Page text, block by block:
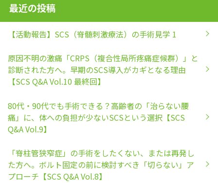
最近の投稿
【活動報告】SCS（脊髄刺激療法）の手術見学 1
原因不明の激痛「CRPS（複合性局所疼痛症候群）」と
診断された方へ。早期のSCS導入がカギとなる理由
【SCS Q&A Vol.10 最終回】
80代・90代でも手術できる？高齢者の「治らない腰
痛」に、体への負担が少ないSCSという選択【SCS
Q&A Vol.9】
「脊柱管狭窄症」の手術をしたくない、または再発し
た方へ。ボルト固定の前に検討すべき「切らない」ア
プローチ【SCS Q&A Vol.8】